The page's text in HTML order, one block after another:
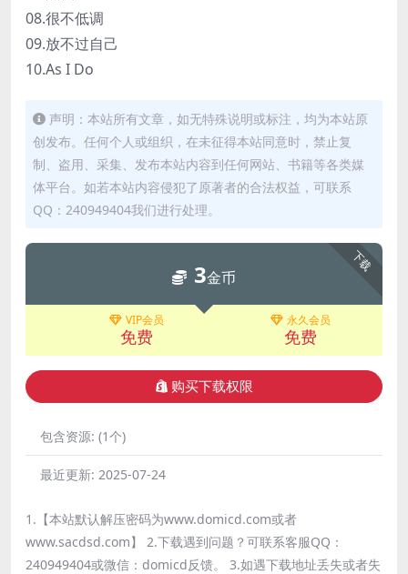
08.很不低调
09.放不过自己
10.As I Do
声明：本站所有文章，如无特殊说明或标注，均为本站原
创发布。任何个人或组织，在未征得本站同意时，禁止复
制、盗用、采集、发布本站内容到任何网站、书籍等各类媒
体平台。如若本站内容侵犯了原著者的合法权益，可联系
QQ：240949404我们进行处理。
下载
3金币
VIP会员
免费
永久会员
免费
购买下载权限
包含资源: (1个)
最近更新: 2025-07-24
1.【本站默认解压密码为www.domicd.com或者
www.sacdsd.com】 2.下载遇到问题？可联系客服QQ：
240949404或微信：domicd反馈。 3.如遇下载地址丢失或者失